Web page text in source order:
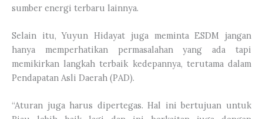
sumber energi terbaru lainnya.
Selain itu, Yuyun Hidayat juga meminta ESDM jangan
hanya memperhatikan permasalahan yang ada tapi
memikirkan langkah terbaik kedepannya, terutama dalam
Pendapatan Asli Daerah (PAD).
“Aturan juga harus dipertegas. Hal ini bertujuan untuk